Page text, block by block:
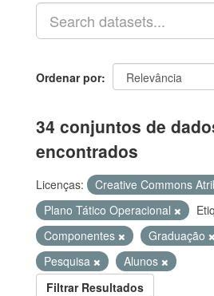
Ordenar por
34 conjuntos de
encontrados
Licenças: Creative Commons
Plano Tático Operacional
Componentes
Graduação
Pesquisa
Alunos
Filtrar Resultados